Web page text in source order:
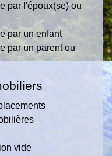
par l'époux(se) ou
par un enfant
par un parent ou
vide